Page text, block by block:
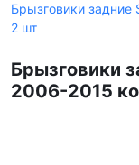
Брызговики задние
2 шт
Брызговики
2006-2015